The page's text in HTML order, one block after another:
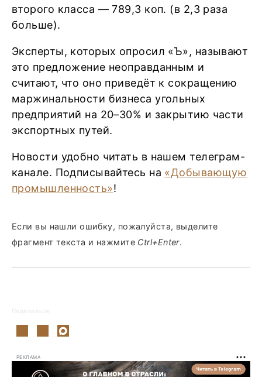
второго класса — 789,3 коп. (в 2,3 раза
больше).
Эксперты, которых опросил «Ъ», называют
это предложение неоправданным и
считают, что оно приведёт к сокращению
маржинальности бизнеса угольных
предприятий на 20–30% и закрытию части
экспортных путей.
Новости удобно читать в нашем телеграм-
канале. Подписывайтесь на «Добывающую
промышленность»!
Если вы нашли ошибку, пожалуйста, выделите
фрагмент текста и нажмите Ctrl+Enter.
Поделиться:
РЕКЛАМА